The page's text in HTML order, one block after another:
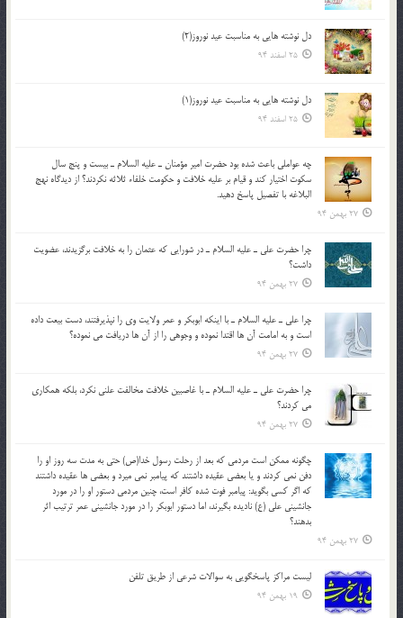
دل نوشته هایی به مناسبت عید نوروز(2)
25 اسفند 94
دل نوشته هایی به مناسبت عید نوروز(1)
25 اسفند 94
چه عواملي باعث شده بود حضرت امير مؤمنان ـ عليه السلام ـ بيست و پنج سال
سکوت اختيار کند و قيام بر عليه خلافت و حکومت خلفاء ثلاثه نکردند؟ از ديدگاه نهج
البلاغه با تفصيل پاسخ دهيد.
27 بهمن 94
چرا حضرت علي ـ عليه السلام ـ در شورايي كه عثمان را به خلافت برگزيدند، عضويت
داشت؟
27 بهمن 94
چرا علي ـ عليه السلام ـ با اينكه ابوبكر و عمر ولايت وي را نپذيرفتند، دست بيعت داده
است و به امامت آن ها اقتدا نموده و وجوهي را از آن ها دريافت مي نموده؟
27 بهمن 94
چرا حضرت علي ـ عليه السلام ـ با غاصبين خلافت مخالفت علني نکرد، بلكه همكاري
مي کردند؟
27 بهمن 94
چگونه ممكن است مردمي كه بعد از رحلت رسول خدا(ص) حتی به مدت سه روز او را
دفن نمي كردند و یا بعضي عقيده داشتند كه پيامبر نمي ميرد و بعضي ها عقيده داشتند
كه اگر كسي بگويد: پيامبر فوت شده كافر است، چنین مردمی دستور او را در مورد
جانشيني علي (ع) ناديده بگيرند، اما دستور ابوبكر را در مورد جانشيني عمر ترتیب اثر
بدهند؟
27 بهمن 94
لیست مراکز پاسخگویی به سوالات شرعی از طریق تلفن
19 بهمن 94